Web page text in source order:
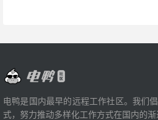
电鸭是国内最早的远程工作社区。我们
式，努力推动多样化工作方式在国内的渐